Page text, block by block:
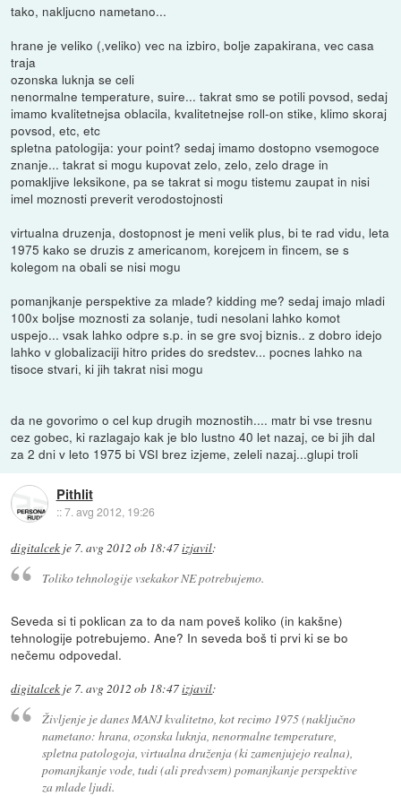
tako, nakljucno nametano...
hrane je veliko (,veliko) vec na izbiro, bolje zapakirana, vec casa
traja
ozonska luknja se celi
nenormalne temperature, suire... takrat smo se potili povsod, sedaj
imamo kvalitetnejsa oblacila, kvalitetnejse roll-on stike, klimo skoraj
povsod, etc, etc
spletna patologija: your point? sedaj imamo dostopno vsemogoce
znanje... takrat si mogu kupovat zelo, zelo, zelo drage in
pomakljive leksikone, pa se takrat si mogu tistemu zaupat in nisi
imel moznosti preverit verodostojnosti
virtualna druzenja, dostopnost je meni velik plus, bi te rad vidu, leta
1975 kako se druzis z americanom, korejcem in fincem, se s
kolegom na obali se nisi mogu
pomanjkanje perspektive za mlade? kidding me? sedaj imajo mladi
100x boljse moznosti za solanje, tudi nesolani lahko komot
uspejo... vsak lahko odpre s.p. in se gre svoj biznis.. z dobro idejo
lahko v globalizaciji hitro prides do sredstev... pocnes lahko na
tisoce stvari, ki jih takrat nisi mogu
da ne govorimo o cel kup drugih moznostih.... matr bi vse tresnu
cez gobec, ki razlagajo kak je blo lustno 40 let nazaj, ce bi jih dal
za 2 dni v leto 1975 bi VSI brez izjeme, zeleli nazaj...glupi troli
Pithlit
::7. avg 2012, 19:26
digitalcek je 7. avg 2012 ob 18:47izjavil:
Toliko tehnologije vsekakor NE potrebujemo.
Seveda si ti poklican za to da nam poveš koliko (in kakšne)
tehnologije potrebujemo. Ane? In seveda boš ti prvi ki se bo
nečemu odpovedal.
digitalcek je 7. avg 2012 ob 18:47izjavil:
Življenje je danes MANJ kvalitetno, kot recimo 1975 (naključno
nametano: hrana, ozonska luknja, nenormalne temperature,
spletna patologoja, virtualna druženja (ki zamenjujejo realna),
pomanjkanje vode, tudi (ali predvsem) pomanjkanje perspektive
za mlade ljudi.